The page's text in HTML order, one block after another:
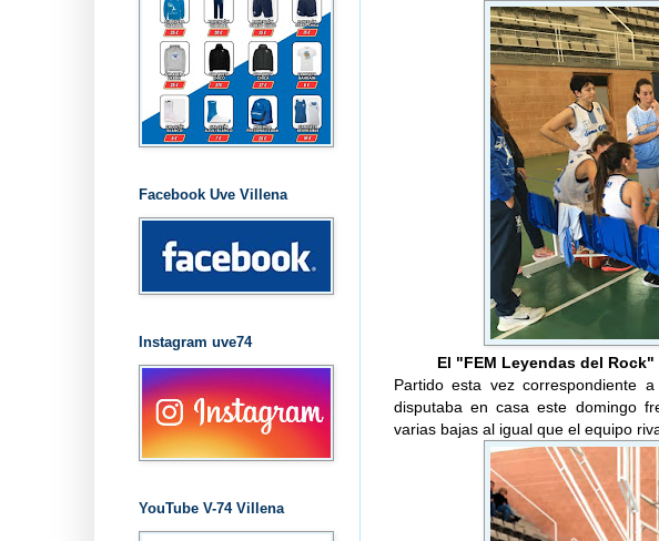
El "FEM Leyendas del
Partido esta vez correspondiente
disputaba en casa este domingo
varias bajas al igual que el equipo
Facebook Uve Villena
Instagram uve74
YouTube V-74 Villena